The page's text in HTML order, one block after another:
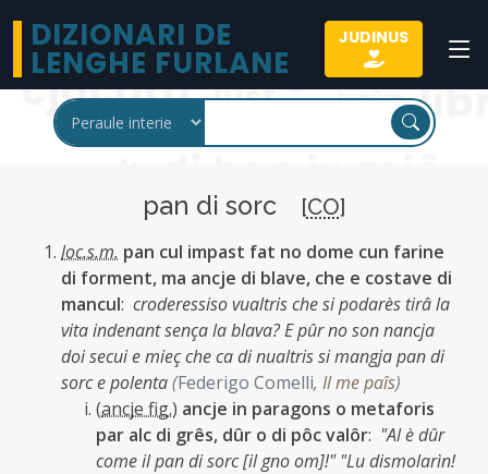
DIZIONARI DE
LENGHE FURLANE
JUDINUS
pan di sorc [CO]
loc.s.m. pan cul impast fat no dome cun farine
di forment, ma ancje di blave, che e costave di
mancul: croderessiso vualtris che si podarès tirâ la
vita indenant sença la blava? E pûr no son nancja
doi secui e mieç che ca di nualtris si mangja pan di
sorc e polenta(Federigo Comelli, Il me paîs)
(ancje fig.) ancje in paragons o metaforis
par alc di grês, dûr o di pôc valôr: "Al è dûr
come il pan di sorc [il gno om]!" "Lu dismolarìn!